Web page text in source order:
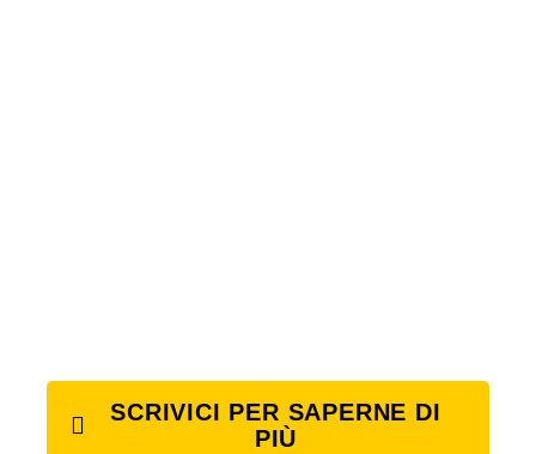
SCRIVICI PER SAPERNE DI
PIÙ